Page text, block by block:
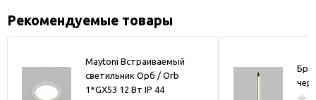
Рекомендуемые товары
Maytoni Встраиваемый
светильник Орб / Orb
1*GX53 12 Вт IP 44
Бра